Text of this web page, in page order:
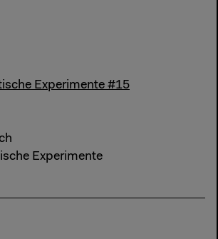
Experimente #15
Experimente